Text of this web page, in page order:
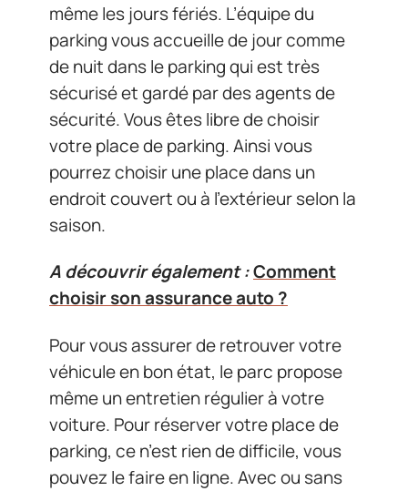
même les jours fériés. L’équipe du
parking vous accueille de jour comme
de nuit dans le parking qui est très
sécurisé et gardé par des agents de
sécurité. Vous êtes libre de choisir
votre place de parking. Ainsi vous
pourrez choisir une place dans un
endroit couvert ou à l’extérieur selon la
saison.
A découvrir également :Comment
choisir son assurance auto ?
Pour vous assurer de retrouver votre
véhicule en bon état, le parc propose
même un entretien régulier à votre
voiture. Pour réserver votre place de
parking, ce n’est rien de difficile, vous
pouvez le faire en ligne. Avec ou sans